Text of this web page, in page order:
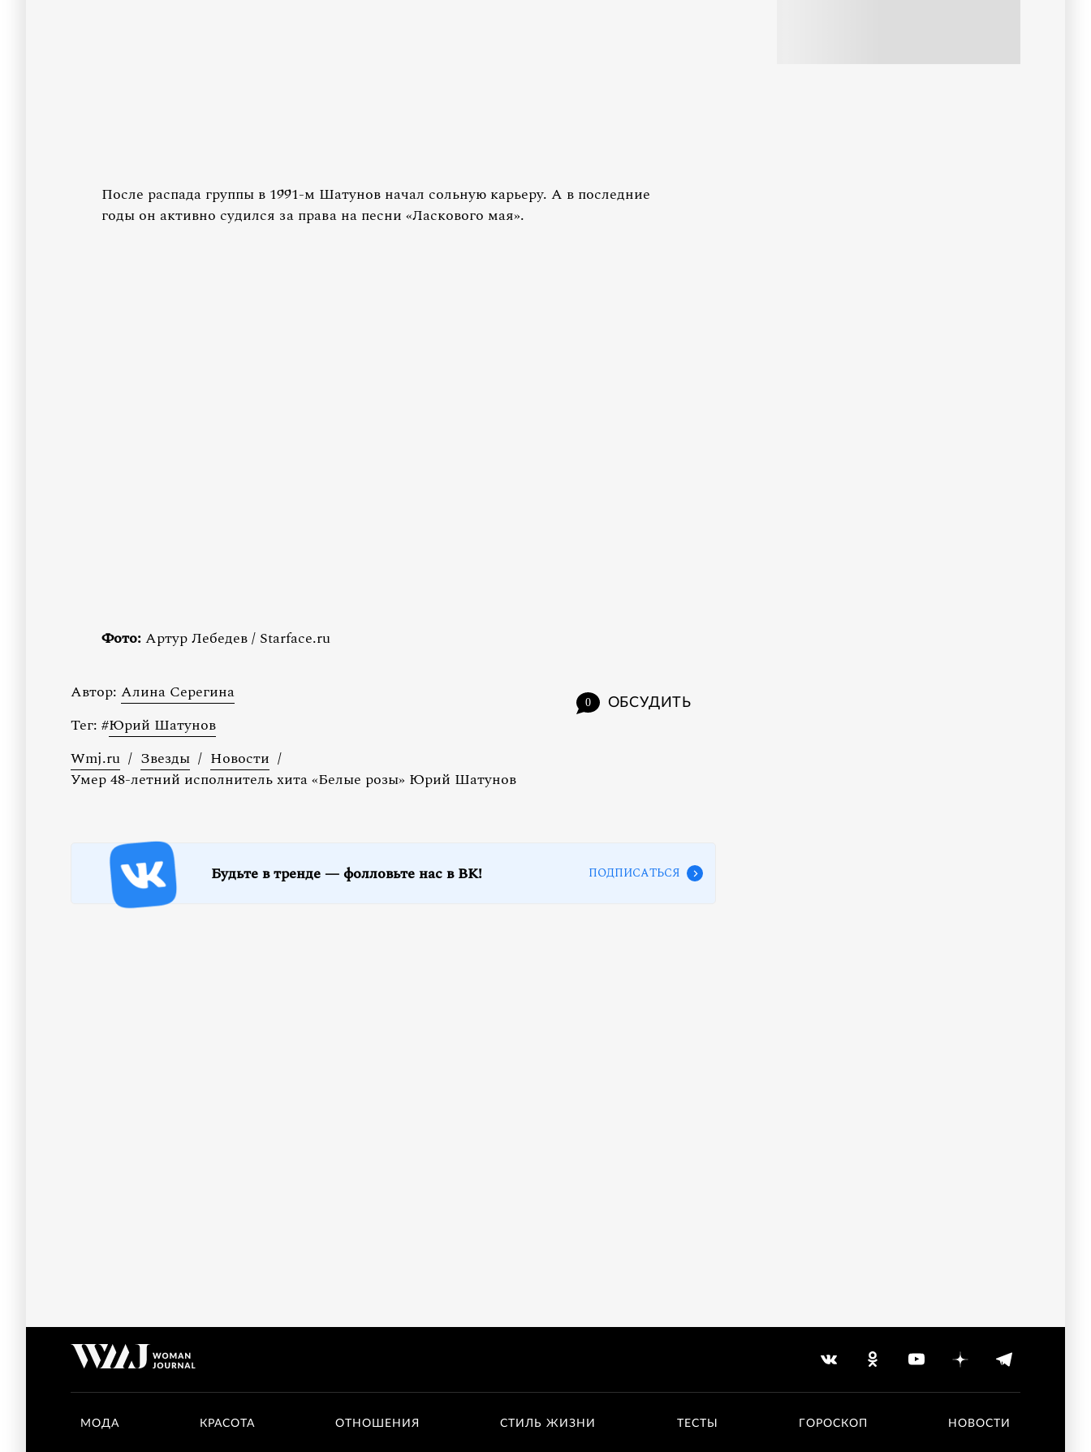
После распада группы в 1991-м Шатунов начал сольную карьеру. А в последние
годы он активно судился за права на песни «Ласкового мая».
Фото:Артур Лебедев / Starface.ru
0 ОБСУДИТЬ
Автор: Алина Серегина
Тег: #Юрий Шатунов
Wmj.ru / Звезды / Новости /
Умер 48-летний исполнитель хита «Белые розы» Юрий Шатунов
Будьте в тренде — фолловьте нас в ВК! ПОДПИСАТЬСЯ
МОДА КРАСОТА ОТНОШЕНИЯ СТИЛЬ ЖИЗНИ ТЕСТЫ ГОРОСКОП НОВОСТИ